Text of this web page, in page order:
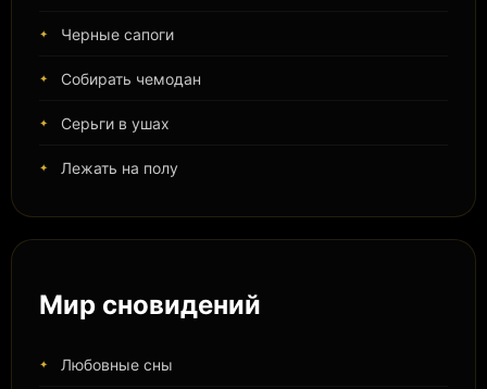
Черные сапоги
Собирать чемодан
Серьги в ушах
Лежать на полу
Мир сновидений
Любовные сны